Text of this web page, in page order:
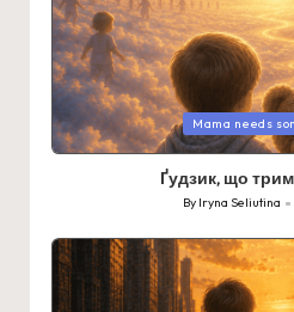
Posted
in
Mama needs
Ґудзик, що
Posted
By Iryna Seliutina